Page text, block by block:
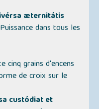
æternitátis
dans tous les
cinq grains d'encens
de croix sur le
custódiat et